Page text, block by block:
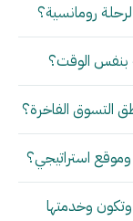
رومانسية؟
بنفس الوقت؟
التسوق الفاخرة؟
استراتيجي؟
وخدمتها